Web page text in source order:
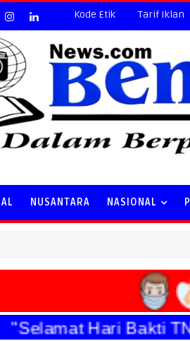
Kode Etik Tarif Iklan
NUSANTARA NASIONAL
Hari Bakti TNI